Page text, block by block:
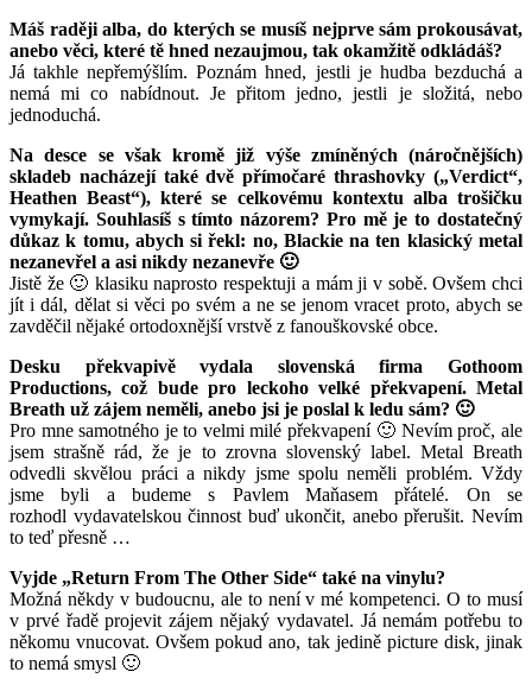
Máš raději alba, do kterých se musíš nejprve sám prokousávat,
anebo věci, které tě hned nezaujmou, tak okamžitě odkládáš?
Já takhle nepřemýšlím. Poznám hned, jestli je hudba bezduchá a
nemá mi co nabídnout. Je přitom jedno, jestli je složitá, nebo
jednoduchá.
Na desce se však kromě již výše zmíněných (náročnějších)
skladeb nacházejí také dvě přímočaré thrashovky („Verdict“,
Heathen Beast“), které se celkovému kontextu alba trošičku
vymykají. Souhlasíš s tímto názorem? Pro mě je to dostatečný
důkaz k tomu, abych si řekl: no, Blackie na ten klasický metal
nezanevřel a asi nikdy nezanevře 🙂
Jistě že 🙂 klasiku naprosto respektuji a mám ji v sobě. Ovšem chci
jít i dál, dělat si věci po svém a ne se jenom vracet proto, abych se
zavděčil nějaké ortodoxnější vrstvě z fanouškovské obce.
Desku překvapivě vydala slovenská firma Gothoom
Productions, což bude pro leckoho velké překvapení. Metal
Breath už zájem neměli, anebo jsi je poslal k ledu sám? 🙂
Pro mne samotného je to velmi milé překvapení 🙂 Nevím proč, ale
jsem strašně rád, že je to zrovna slovenský label. Metal Breath
odvedli skvělou práci a nikdy jsme spolu neměli problém. Vždy
jsme byli a budeme s Pavlem Maňasem přátelé. On se
rozhodl vydavatelskou činnost buď ukončit, anebo přerušit. Nevím
to teď přesně …
Vyjde „Return From The Other Side“ také na vinylu?
Možná někdy v budoucnu, ale to není v mé kompetenci. O to musí
v prvé řadě projevit zájem nějaký vydavatel. Já nemám potřebu to
někomu vnucovat. Ovšem pokud ano, tak jedině picture disk, jinak
to nemá smysl 🙂